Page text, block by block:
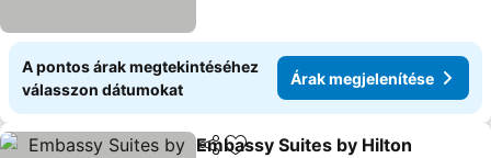
A pontos árak megtekintéséhez
válasszon dátumokat
Árak megjelenítése
Embassy Suites by Hilton